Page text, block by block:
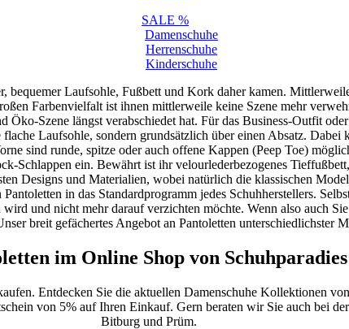
SALE %
Damenschuhe
Herrenschuhe
Kinderschuhe
bequemer Laufsohle, Fußbett und Kork daher kamen.
Farbenvielfalt ist ihnen mittlerweile keine Szene mehr
Szene längst verabschiedet hat. Für das Business-Outfit
Laufsohle, sondern grundsätzlich über einen Absatz.
sind runde, spitze oder auch offene Kappen (Peep Toe)
Schlappen ein. Bewährt ist ihr velourlederbezogenes
Designs und Materialien, wobei natürlich die klassischen
in das Standardprogramm jedes Schuhherstellers.
und nicht mehr darauf verzichten möchte. Wenn also auch
breit gefächertes Angebot an Pantoletten unterschiedlichster
im Online Shop von
Entdecken Sie die aktuellen Damenschuhe Kollektionen
von 5% auf Ihren Einkauf. Gern beraten wir Sie auch bei
Bitburg und Prüm.